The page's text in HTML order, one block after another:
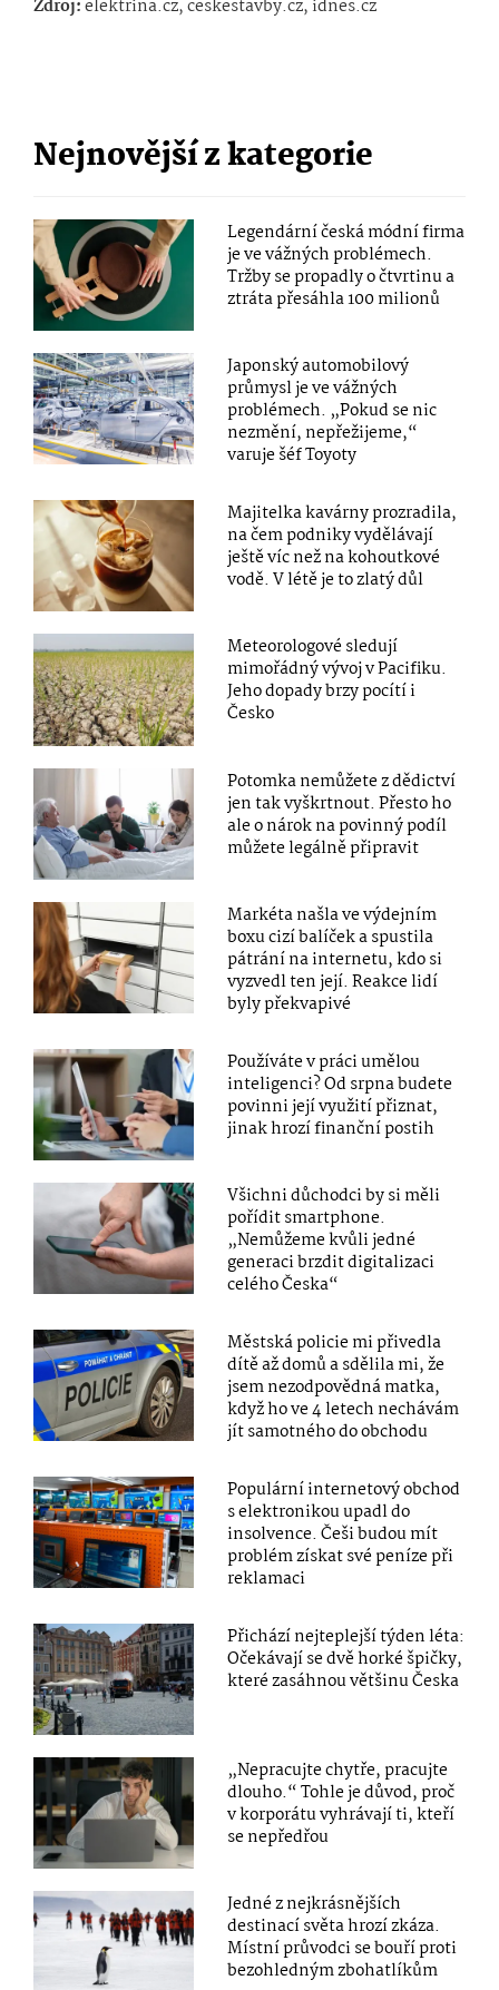
Zdroj:elektrina.cz, ceskestavby.cz, idnes.cz
Nejnovější z kategorie
Legendární česká módní firma
je ve vážných problémech.
Tržby se propadly o čtvrtinu a
ztráta přesáhla 100 milionů
Japonský automobilový
průmysl je ve vážných
problémech. „Pokud se nic
nezmění, nepřežijeme,“
varuje šéf Toyoty
Majitelka kavárny prozradila,
na čem podniky vydělávají
ještě víc než na kohoutkové
vodě. V létě je to zlatý důl
Meteorologové sledují
mimořádný vývoj v Pacifiku.
Jeho dopady brzy pocítí i
Česko
Potomka nemůžete z dědictví
jen tak vyškrtnout. Přesto ho
ale o nárok na povinný podíl
můžete legálně připravit
Markéta našla ve výdejním
boxu cizí balíček a spustila
pátrání na internetu, kdo si
vyzvedl ten její. Reakce lidí
byly překvapivé
Používáte v práci umělou
inteligenci? Od srpna budete
povinni její využití přiznat,
jinak hrozí finanční postih
Všichni důchodci by si měli
pořídit smartphone.
„Nemůžeme kvůli jedné
generaci brzdit digitalizaci
celého Česka“
Městská policie mi přivedla
dítě až domů a sdělila mi, že
jsem nezodpovědná matka,
když ho ve 4 letech nechávám
jít samotného do obchodu
Populární internetový obchod
s elektronikou upadl do
insolvence. Češi budou mít
problém získat své peníze při
reklamaci
Přichází nejteplejší týden léta:
Očekávají se dvě horké špičky,
které zasáhnou většinu Česka
„Nepracujte chytře, pracujte
dlouho.“ Tohle je důvod, proč
v korporátu vyhrávají ti, kteří
se nepředřou
Jedné z nejkrásnějších
destinací světa hrozí zkáza.
Místní průvodci se bouří proti
bezohledným zbohatlíkům